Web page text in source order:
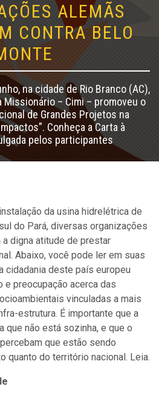
ALEMÃS
CONTRA BELO
na cidade de Rio Branco (AC),
– Cimi – promoveu o
de Grandes Projetos na
Conheça a Carta à
pelos participantes
da usina hidrelétrica de
do Pará, diversas organizações
digna atitude de prestar
Abaixo, você pode ler em suas
cidadania deste país europeu
preocupação acerca das
vinculadas a mais
estrutura. É importante que a
que não está sozinha, e que o
que estão sendo
quanto do território nacional. Leia.